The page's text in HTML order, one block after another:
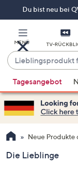
Du bist neu bei
MENÜ TV-
Lieblingsprodukt
finden
Vorschläge
verfügbar
sind,
verwenden
Sie
Pfeiltasten
Tagesangebot
Neue Produkte
Die Lieblinge